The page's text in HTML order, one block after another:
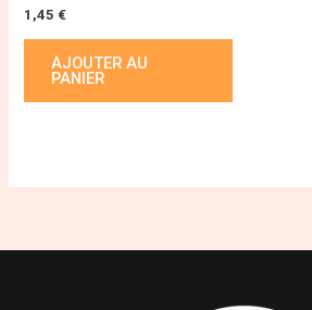
1,45 €
AJOUTER AU
PANIER